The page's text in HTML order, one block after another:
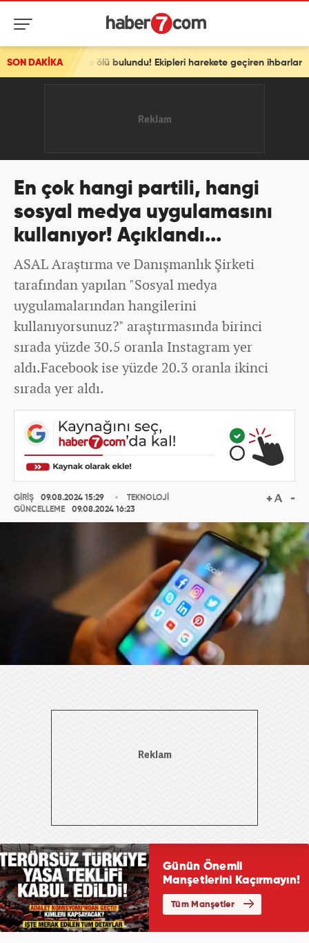
SON DAKİKAölü bulundu! Ekipleri harekete geçiren ihbarlar
En çok hangi partili, hangi
sosyal medya uygulamasını
kullanıyor! Açıklandı...
ASAL Araştırma ve Danışmanlık Şirketi
tarafından yapılan "Sosyal medya
uygulamalarından hangilerini
kullanıyorsunuz?" araştırmasında birinci
sırada yüzde 30.5 oranla Instagram yer
aldı.Facebook ise yüzde 20.3 oranla ikinci
sırada yer aldı.
GİRİŞ
09.08.2024 15:29
GÜNCELLEME
09.08.2024 16:23
TEKNOLOJİ